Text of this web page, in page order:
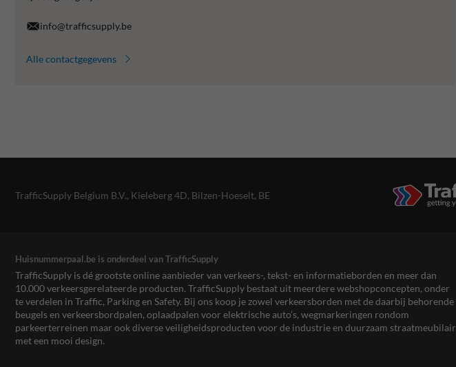
info@trafficsupply.be
Alle contactgegevens
TrafficSupply Belgium B.V., Kieleberg 4D, Bilzen-Hoeselt, BE
Huisnummerpaal.be is onderdeel van TrafficSupply
TrafficSupply is dé grootste online aanbieder van verkeers-, tekst- en informatieborden en meer dan
10.000 verkeersgerelateerde producten. TrafficSupply bestaat uit meerdere webshopconcepten, onder
te verdelen in Traffic, Parking en Safety. Bij ons koop je zowel verkeersborden met de daarbij behorende
beugels en verkeersbordpalen, oplaadpalen voor elektrische auto’s, wegmarkeringen rondom
parkeerterreinen maar ook diverse veiligheidsproducten voor de industrie en duurzaam straatmeubilair
met een mooi design.